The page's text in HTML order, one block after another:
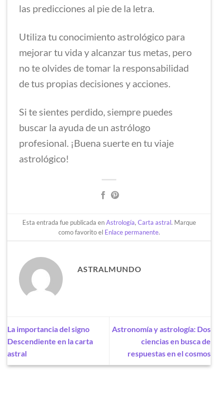
las predicciones al pie de la letra.
Utiliza tu conocimiento astrológico para
mejorar tu vida y alcanzar tus metas, pero
no te olvides de tomar la responsabilidad
de tus propias decisiones y acciones.
Si te sientes perdido, siempre puedes
buscar la ayuda de un astrólogo
profesional. ¡Buena suerte en tu viaje
astrológico!
Esta entrada fue publicada enAstrología, Carta astral. Marque
como favorito el Enlace permanente.
ASTRALMUNDO
La importancia del signo
Descendiente en la carta
astral
Astronomía y astrología: Dos
ciencias en busca de
respuestas en el cosmos